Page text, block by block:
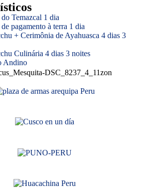
Temazcal 1 dia
pagamento à terra 1 dia
+ Cerimônia de Ayahuasca 4 dias 3
Culinária 4 dias 3 noites
Andino